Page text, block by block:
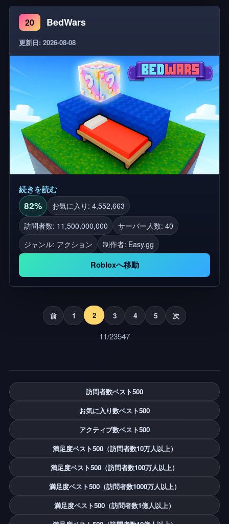
20 BedWars
更新日: 2026-08-08
続きを読む
82%
お気に入り: 4,552,663
訪問者数: 11,500,000,000
サーバー人数: 40
ジャンル: アクション
制作者: Easy.gg
Robloxへ移動
前 1 2 3 4 5 次
11/23547
訪問者数ベスト500
お気に入り数ベスト500
アクティブ数ベスト500
満足度ベスト500（訪問者数10万人以上）
満足度ベスト500（訪問者数100万人以上）
満足度ベスト500（訪問者数1000万人以上）
満足度ベスト500（訪問者数1億人以上）